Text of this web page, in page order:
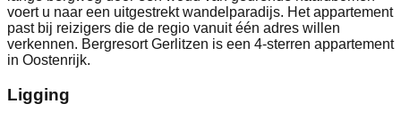
voert u naar een uitgestrekt wandelparadijs. Het appartement
past bij reizigers die de regio vanuit één adres willen
verkennen. Bergresort Gerlitzen is een 4-sterren appartement
in Oostenrijk.
Ligging